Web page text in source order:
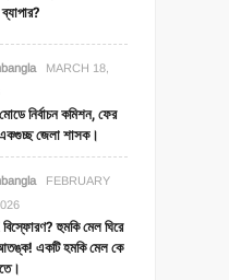
MARCH 18,
মোডে নির্বাচন কমিশন, ফের
জেলা শাসক।
FEBRUARY
হুমকি মেল ঘিরে
একটি হমকি মেল কে